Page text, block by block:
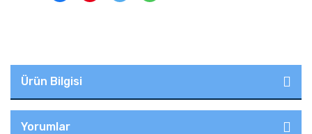
Ürün Bilgisi
Yorumlar